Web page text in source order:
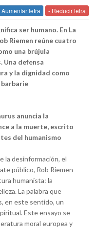
Aumentar letra - Reducir letra
ser humano. En La
Riemen reúne cuatro
una brújula
Una defensa
y la dignidad como
anuncia la
a la muerte, escrito
del humanismo
la desinformación, el
público, Rob Riemen
humanista: la
La palabra que
en este sentido, un
Este ensayo se
moral europea y